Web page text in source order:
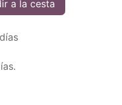
a la cesta